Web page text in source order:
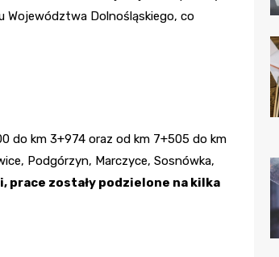
Województwa Dolnośląskiego, co
do km 3+974 oraz od km 7+505 do km
Podgórzyn, Marczyce, Sosnówka,
prace zostały podzielone na kilka